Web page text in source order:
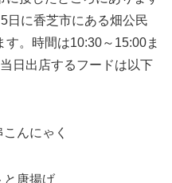
日に香芝市にある畑公民
。時間は10:30～15:00ま
日出店するフードは以下
こんにゃく
と唐揚げ